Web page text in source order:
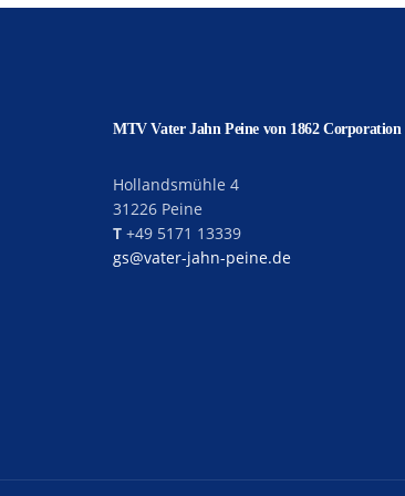
MTV Vater Jahn Peine von 1862 Corporation
Hollandsmühle 4
31226 Peine
T +49 5171 13339
gs@vater-jahn-peine.de